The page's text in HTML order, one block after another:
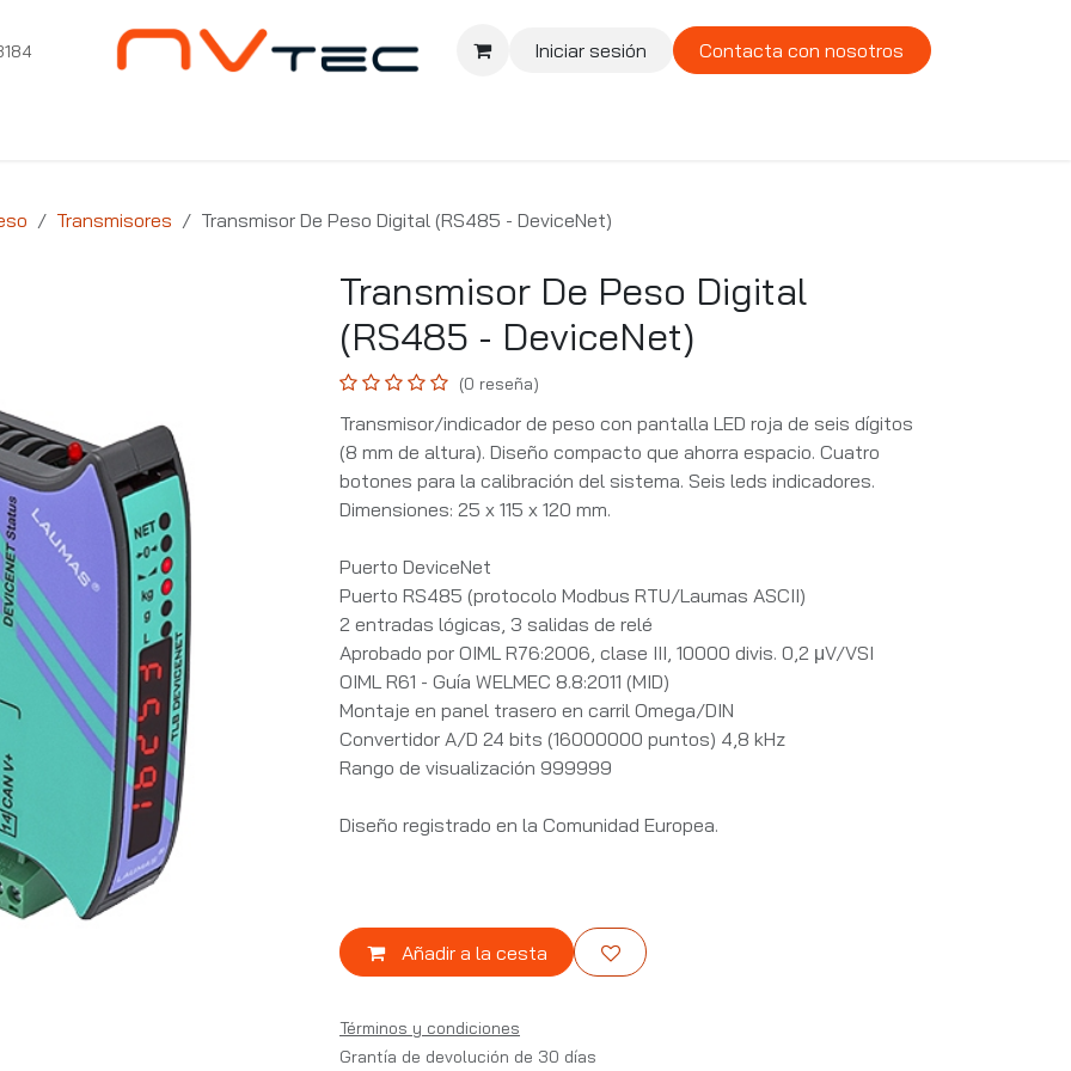
Iniciar sesión Contacta con nosotros
Transmisores Transmisor De Peso Digital (RS485 - DeviceNet)
Transmisor De Peso Digital
(RS485 - DeviceNet)
(0 reseña)
Transmisor/indicador de peso con pantalla LED roja de seis dígitos
(8 mm de altura). Diseño compacto que ahorra espacio. Cuatro
botones para la calibración del sistema. Seis leds indicadores.
Dimensiones: 25 x 115 x 120 mm.
Puerto DeviceNet
Puerto RS485 (protocolo Modbus RTU/Laumas ASCII)
2 entradas lógicas, 3 salidas de relé
Aprobado por OIML R76:2006, clase III, 10000 divis. 0,2 μV/VSI
OIML R61 - Guía WELMEC 8.8:2011 (MID)
Montaje en panel trasero en carril Omega/DIN
Convertidor A/D 24 bits (16000000 puntos) 4,8 kHz
Rango de visualización 999999
Diseño registrado en la Comunidad Europea.
Añadir a la cesta
Términos y condiciones
Grantía de devolución de 30 días